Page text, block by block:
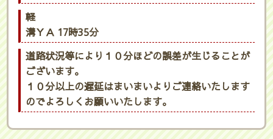
軽
溝ＹＡ 17時35分
道路状況等により１０分ほどの誤差が生じることが
ございます。
１０分以上の遅延はまいまいよりご連絡いたします
のでよろしくお願いいたします。